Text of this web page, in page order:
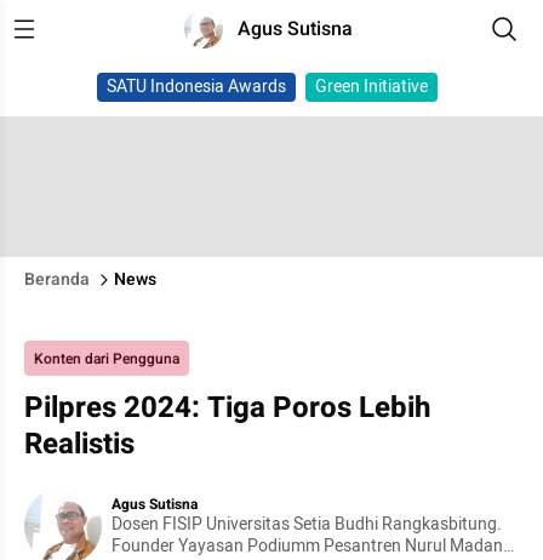
Agus Sutisna
SATU Indonesia Awards Green Initiative
Beranda News
Konten dari Pengguna
Pilpres 2024: Tiga Poros Lebih
Realistis
Agus Sutisna
Dosen FISIP Universitas Setia Budhi Rangkasbitung.
Founder Yayasan Podiumm Pesantren Nurul Madany